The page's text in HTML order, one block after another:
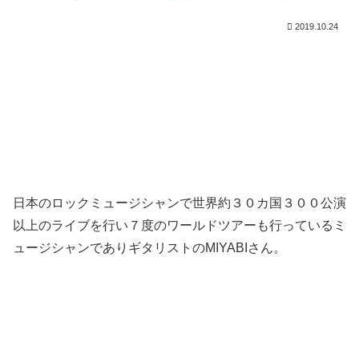
2019.10.24
日本のロックミュージシャンで世界約３０カ国３００公演
以上のライブを行い７度のワールドツアーも行っているミ
ュージシャンでありギタリストのMIYABIさん。